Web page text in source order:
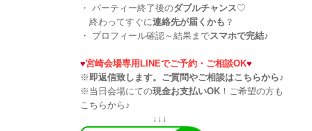
・ パーティー終了後のダブルチャンス♡
終わってすぐに連絡先が届くかも ？
・ プロフィール確認～結果までスマホで完結♪
♥宮崎会場専用LINEでご予約・ご相談OK♥
※ 即返信致します。ご質問やご相談はこちらから♪
※当日会場にての現金お支払いOK ！ご希望の方も
こちらから♪
↓↓↓